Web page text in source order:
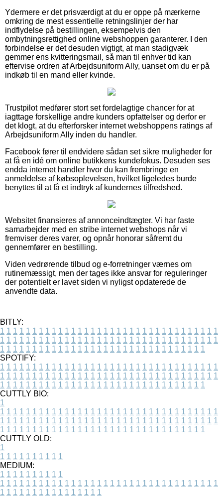
Ydermere er det prisværdigt at du er oppe på mærkerne
omkring de mest essentielle retningslinjer der har
indflydelse på bestillingen, eksempelvis den
ombytningsrettighed online webshoppen garanterer. I den
forbindelse er det desuden vigtigt, at man stadigvæk
gemmer ens kvitteringsmail, så man til enhver tid kan
eftervise ordren af Arbejdsuniform Ally, uanset om du er på
indkøb til en mand eller kvinde.
Trustpilot medfører stort set fordelagtige chancer for at
iagttage forskellige andre kunders opfattelser og derfor er
det klogt, at du efterforsker internet webshoppens ratings af
Arbejdsuniform Ally inden du handler.
Facebook fører til endvidere sådan set sikre muligheder for
at få en idé om online butikkens kundefokus. Desuden ses
endda internet handler hvor du kan frembringe en
anmeldelse af købsoplevelsen, hvilket ligeledes burde
benyttes til at få et indtryk af kundernes tilfredshed.
Websitet finansieres af annonceindtægter. Vi har faste
samarbejder med en stribe internet webshops når vi
fremviser deres varer, og opnår honorar såfremt du
gennemfører en bestilling.
Viden vedrørende tilbud og e-forretninger værnes om
rutinemæssigt, men der tages ikke ansvar for reguleringer
der potentielt er lavet siden vi nyligst opdaterede de
anvendte data.
BITLY:
1 1 1 1 1 1 1 1 1 1 1 1 1 1 1 1 1 1 1 1 1 1 1 1 1 1 1 1 1 1 1 1 1 1
1 1 1 1 1 1 1 1 1 1 1 1 1 1 1 1 1 1 1 1 1 1 1 1 1 1 1 1 1 1 1 1 1 1
1 1 1 1 1 1 1 1 1 1 1 1 1 1 1 1 1 1 1 1 1 1 1 1 1 1 1 1 1 1 1 1
SPOTIFY:
1 1 1 1 1 1 1 1 1 1 1 1 1 1 1 1 1 1 1 1 1 1 1 1 1 1 1 1 1 1 1 1 1 1
1 1 1 1 1 1 1 1 1 1 1 1 1 1 1 1 1 1 1 1 1 1 1 1 1 1 1 1 1 1 1 1 1 1
1 1 1 1 1 1 1 1 1 1 1 1 1 1 1 1 1 1 1 1 1 1 1 1 1 1 1 1 1 1 1 1
CUTTLY BIO:
1
1 1 1 1 1 1 1 1 1 1 1 1 1 1 1 1 1 1 1 1 1 1 1 1 1 1 1 1 1 1 1 1 1 1
1 1 1 1 1 1 1 1 1 1 1 1 1 1 1 1 1 1 1 1 1 1 1 1 1 1 1 1 1 1 1 1 1 1
1 1 1 1 1 1 1 1 1 1 1 1 1 1 1 1 1 1 1 1 1 1 1 1 1 1 1 1 1 1 1 1
CUTTLY OLD:
1
1 1 1 1 1 1 1 1 1 1
MEDIUM:
1 1 1 1 1 1 1 1 1 1
1 1 1 1 1 1 1 1 1 1 1 1 1 1 1 1 1 1 1 1 1 1 1 1 1 1 1 1 1 1 1 1 1 1
1 1 1 1 1 1 1 1 1 1 1 1 1 1 1 1